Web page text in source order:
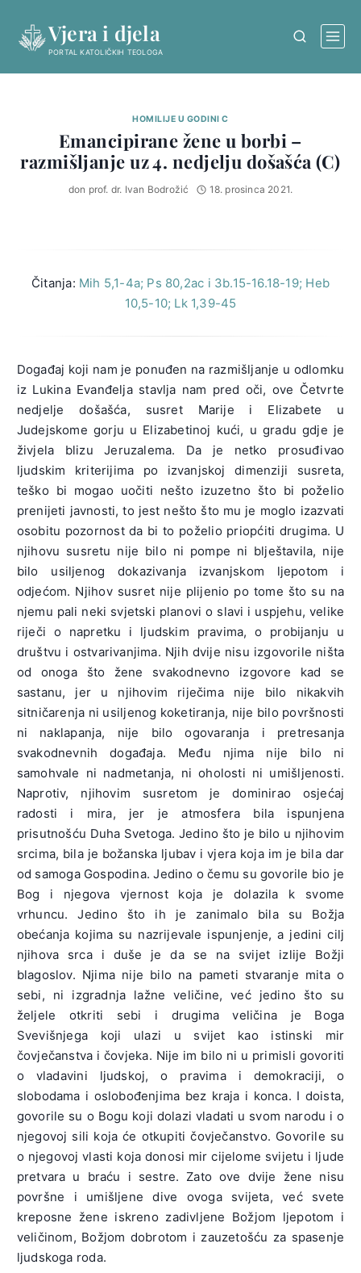
content
Vjera i djela
PORTAL KATOLIČKIH TEOLOGA
HOMILIJE U GODINI C
Emancipirane žene u borbi –
razmišljanje uz 4. nedjelju došašća (C)
don prof. dr. Ivan Bodrožić 18. prosinca 2021.
Čitanja: Mih 5,1-4a; Ps 80,2ac i 3b.15-16.18-19; Heb
10,5-10; Lk 1,39-45
Događaj koji nam je ponuđen na razmišljanje u odlomku
iz Lukina Evanđelja stavlja nam pred oči, ove Četvrte
nedjelje došašća, susret Marije i Elizabete u
Judejskome gorju u Elizabetinoj kući, u gradu gdje je
živjela blizu Jeruzalema. Da je netko prosuđivao
ljudskim kriterijima po izvanjskoj dimenziji susreta,
teško bi mogao uočiti nešto izuzetno što bi poželio
prenijeti javnosti, to jest nešto što mu je moglo izazvati
osobitu pozornost da bi to poželio priopćiti drugima. U
njihovu susretu nije bilo ni pompe ni blještavila, nije
bilo usiljenog dokazivanja izvanjskom ljepotom i
odjećom. Njihov susret nije plijenio po tome što su na
njemu pali neki svjetski planovi o slavi i uspjehu, velike
riječi o napretku i ljudskim pravima, o probijanju u
društvu i ostvarivanjima. Njih dvije nisu izgovorile ništa
od onoga što žene svakodnevno izgovore kad se
sastanu, jer u njihovim riječima nije bilo nikakvih
sitničarenja ni usiljenog koketiranja, nije bilo površnosti
ni naklapanja, nije bilo ogovaranja i pretresanja
svakodnevnih događaja. Među njima nije bilo ni
samohvale ni nadmetanja, ni oholosti ni umišljenosti.
Naprotiv, njihovim susretom je dominirao osjećaj
radosti i mira, jer je atmosfera bila ispunjena
prisutnošću Duha Svetoga. Jedino što je bilo u njihovim
srcima, bila je božanska ljubav i vjera koja im je bila dar
od samoga Gospodina. Jedino o čemu su govorile bio je
Bog i njegova vjernost koja je dolazila k svome
vrhuncu. Jedino što ih je zanimalo bila su Božja
obećanja kojima su nazrijevale ispunjenje, a jedini cilj
njihova srca i duše je da se na svijet izlije Božji
blagoslov. Njima nije bilo na pameti stvaranje mita o
sebi, ni izgradnja lažne veličine, već jedino što su
željele otkriti sebi i drugima veličina je Boga
Svevišnjega koji ulazi u svijet kao istinski mir
čovječanstva i čovjeka. Nije im bilo ni u primisli govoriti
o vladavini ljudskoj, o pravima i demokraciji, o
slobodama i oslobođenjima bez kraja i konca. I doista,
govorile su o Bogu koji dolazi vladati u svom narodu i o
njegovoj sili koja će otkupiti čovječanstvo. Govorile su
o njegovoj vlasti koja donosi mir cijelome svijetu i ljude
pretvara u braću i sestre. Zato ove dvije žene nisu
površne i umišljene dive ovoga svijeta, već svete
kreposne žene iskreno zadivljene Božjom ljepotom i
veličinom, Božjom dobrotom i zauzetošću za spasenje
ljudskoga roda.